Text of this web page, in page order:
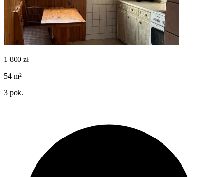
1 800 zł
54 m²
3 pok.